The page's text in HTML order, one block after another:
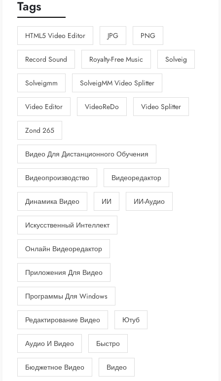
Tags
HTML5 Video Editor JPG PNG
Record Sound Royalty-Free Music Solveig
Solveigmm SolveigMM Video Splitter
Video Editor VideoReDo Video Splitter
Zond 265
Видео Для Дистанционного Обучения
Видеопроизводство Видеоредактор
Динамика Видео ИИ ИИ-Аудио
Искусственный Интеллект
Онлайн Видеоредактор
Приложения Для Видео
Программы Для Windows
Редактирование Видео Ютуб
Аудио И Видео Быстро
Бюджетное Видео Видео